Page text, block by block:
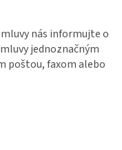
nás informujte o
jednoznačným
poštou, faxom alebo